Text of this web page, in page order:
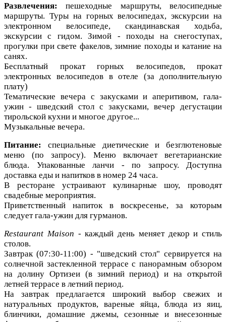
Развлечения: пешеходные маршруты, велосипедные
маршруты. Туры на горных велосипедах, экскурсии на
электронном велосипеде, скандинавская ходьба,
экскурсии с гидом. Зимой - походы на снегоступах,
прогулки при свете факелов, зимние походы и катание на
санях.
Бесплатный прокат горных велосипедов, прокат
электронных велосипедов в отеле (за дополнительную
плату)
Тематические вечера с закусками и аперитивом, гала-
ужин - шведский стол с закусками, вечер дегустации
тирольской кухни и многое другое...
Музыкальные вечера.
Питание: cпециальные диетические и безглютеновые
меню (по запросу). Меню включает вегетарианские
блюда. Упакованные ланчи - по запросу. Доступна
доставка еды и напитков в номер 24 часа.
В ресторане устраивают кулинарные шоу, проводят
свадебные мероприятия.
Приветственный напиток в воскресенье, за которым
следует гала-ужин для гурманов.
Restaurant Maison - каждый день меняет декор и стиль
столов.
Завтрак (07:30-11:00) - "шведский стол" сервируется на
солнечной застекленной террасе с панорамным обзором
на долину Ортизеи (в зимний период) и на открытой
летней террасе в летний период.
На завтрак предлагается широкий выбор свежих и
натуральных продуктов, вареные яйца, блюда из яиц,
блинчики, домашние джемы, сезонные и внесезонные